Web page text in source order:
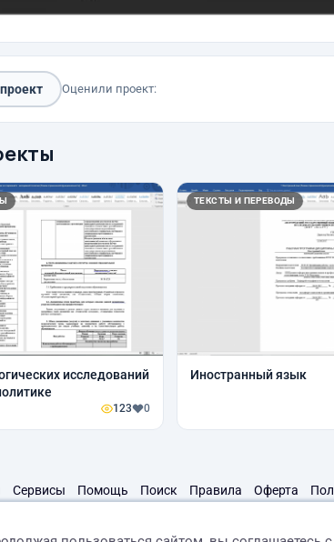
Оценили проект:
исследований
123 0
ТЕКСТЫ И ПЕРЕВОДЫ
Иностранный язык
Сервисы Помощь Поиск Правила Оферта